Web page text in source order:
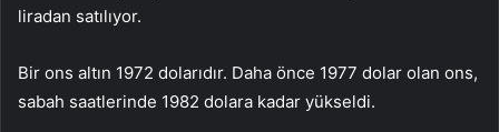
liradan satılıyor.
Bir ons altın 1972 dolarıdır. Daha önce 1977 dolar olan ons,
sabah saatlerinde 1982 dolara kadar yükseldi.